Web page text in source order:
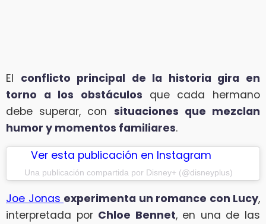
El conflicto principal de la historia gira en
torno a los obstáculos que cada hermano
debe superar, con situaciones que mezclan
humor y momentos familiares.
Ver esta publicación en Instagram
Una publicación compartida por Disney+ (@disneyplus)
Joe Jonas experimenta un romance con Lucy,
interpretada por Chloe Bennet, en una de las